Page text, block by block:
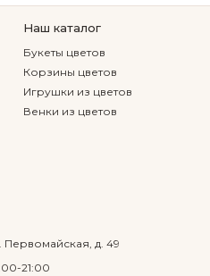
Наш каталог
Букеты цветов
Корзины цветов
Игрушки из цветов
Венки из цветов
Первомайская, д. 49
21:00